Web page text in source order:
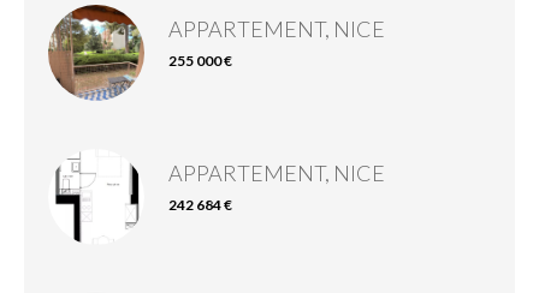
APPARTEMENT, NICE
255 000 €
APPARTEMENT, NICE
242 684 €